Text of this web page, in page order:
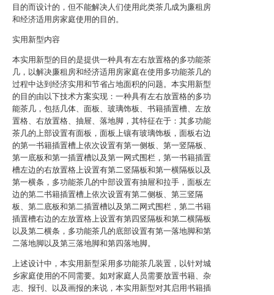
目的而设计的，但不能解决人们使用此类茶几成为廉租房
和经济适用房家庭使用的目的。
实用新型内容
本实用新型的目的是提供一种具有左右放置格的多功能茶
几，以解决廉租房和经济适用房家庭在使用多功能茶几的
过程中达到经济实用和节省占地面积的问题。本实用新型
的目的由以下技术方案实现：一种具有左右放置格的多功
能茶几，包括几体、面板、玻璃饰板、书籍插置槽、左放
置格、右放置格、抽屉、落地脚，其特征在于：其多功能
茶几的上部设置有面板，面板上镶有玻璃饰板，面板右边
的第一书籍插置槽上依次设置有第一侧板、第一竖隔板、
第一底板和第一插置槽以及第一网式围栏，第一书籍插置
槽左边的右放置格上设置有第二竖隔板和第一横隔板以及
第一横条，多功能茶几的中部设置有抽屉和拉手，面板左
边的第二书籍插置槽上依次设置有第二侧板、第三竖隔
板、第二底板和第二插置槽以及第二网式围栏，第二书籍
插置槽右边的左放置格上设置有第四竖隔板和第二横隔板
以及第二横条，多功能茶几的底部设置有第一落地脚和第
二落地脚以及第三落地脚和第四落地脚。
上述设计中，本实用新型采用多功能茶几装置，以针对城
乡家庭使用的不同需要。如对家庭人员需要放置书籍、杂
志、报刊、以及画报的来说，本实用新型对其启用书籍插